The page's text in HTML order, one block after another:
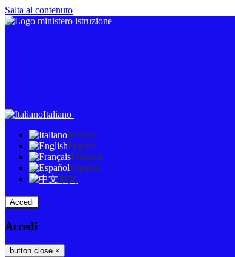
Salta al contenuto
Italiano
Italiano
English
Français
Español
中文
Accedi
Accedi
button close ×